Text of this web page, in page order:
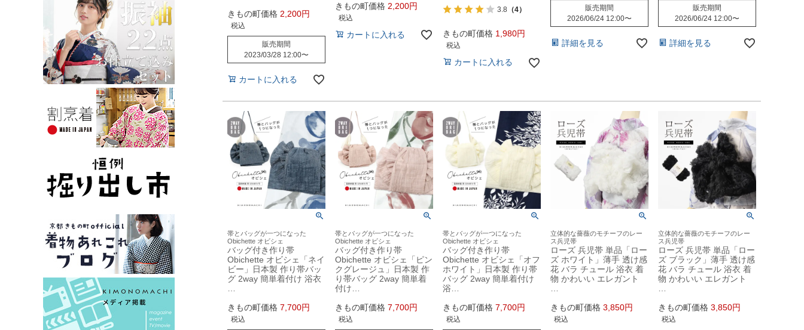
きもの町価格 2,200
税込
販売期間
2023/03/28 12:00〜
カートに入れる
きもの町価格 2,200
税込
カートに入れる
3.8 （4）
きもの町価格 1,980
税込
カートに入れる
販売期間
2026/06/24 12:00〜
詳細を見る
販売期間
2026/06/24 12:00〜
詳細を見る
帯とバッグが一つになった
Obichette オビシェ
バッグ付き作り帯
Obichette オビシェ「ネイ
ビー」日本製 作り帯バッ
グ 2way 簡単着付け 浴衣
きもの町価格 7,700
税込
帯とバッグが一つになった
Obichette オビシェ
バッグ付き作り帯
Obichette オビシェ「ピン
クグレージュ」日本製 作
り帯バッグ 2way 簡単着
付け…
きもの町価格 7,700
税込
帯とバッグが一つになった
Obichette オビシェ
バッグ付き作り帯
Obichette オビシェ「オフ
ホワイト」日本製 作り帯
バッグ 2way 簡単着付け
浴…
きもの町価格 7,700
税込
立体的な薔薇のモチーフのレー
ス兵児帯
ローズ 兵児帯 単品「ロー
ズ ホワイト」薄手 透け感
花 バラ チュール 浴衣 着
物 かわいい エレガント
きもの町価格 3,850
税込
立体的な薔薇のモチーフのレー
ス兵児帯
ローズ 兵児帯 単品「ロー
ズ ブラック」薄手 透け感
花 バラ チュール 浴衣 着
物 かわいい エレガント
きもの町価格 3,850
税込